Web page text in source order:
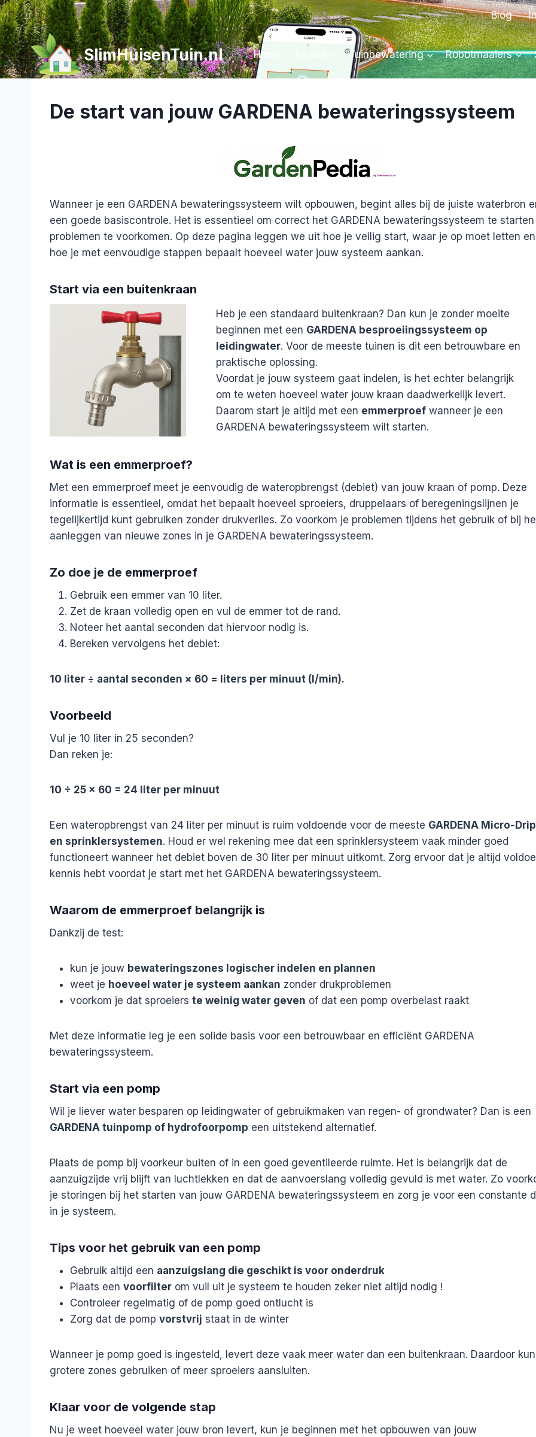
Doorgaan
naar
inhoud
Blog
SlimHuisenTuin.nl Home Tuinbewatering Robotmaaiers
De start van jouw GARDENA bewateringssysteem
Wanneer je een GARDENA bewateringssysteem wilt opbouwen, begint alles bij de juiste waterbron
een goede basiscontrole. Het is essentieel om correct het GARDENA bewateringssysteem te
problemen te voorkomen. Op deze pagina leggen we uit hoe je veilig start, waar je op moet letten en
hoe je met eenvoudige stappen bepaalt hoeveel water jouw systeem aankan.
Start via een buitenkraan
Heb je een standaard buitenkraan? Dan kun je zonder moeite
beginnen met een GARDENA besproeiingssysteem op
leidingwater. Voor de meeste tuinen is dit een betrouwbare en
praktische oplossing.
Voordat je jouw systeem gaat indelen, is het echter belangrijk
om te weten hoeveel water jouw kraan daadwerkelijk levert.
Daarom start je altijd met een emmerproefwanneer je een
GARDENA bewateringssysteem wilt starten.
Wat is een emmerproef?
Met een emmerproef meet je eenvoudig de wateropbrengst (debiet) van jouw kraan of pomp. Deze
informatie is essentieel, omdat het bepaalt hoeveel sproeiers, druppelaars of beregeningslijnen je
tegelijkertijd kunt gebruiken zonder drukverlies. Zo voorkom je problemen tijdens het gebruik of bij
aanleggen van nieuwe zones in je GARDENA bewateringssysteem.
Zo doe je de emmerproef
Gebruik een emmer van 10 liter.
Zet de kraan volledig open en vul de emmer tot de rand.
Noteer het aantal seconden dat hiervoor nodig is.
Bereken vervolgens het debiet:
10 liter ÷ aantal seconden × 60 = liters per minuut (l/min).
Voorbeeld
Vul je 10 liter in 25 seconden?
Dan reken je:
10 ÷ 25 × 60 = 24 liter per minuut
Een wateropbrengst van 24 liter per minuut is ruim voldoende voor de meeste GARDENA Micro-
en sprinklersystemen. Houd er wel rekening mee dat een sprinklersysteem vaak minder goed
functioneert wanneer het debiet boven de 30 liter per minuut uitkomt. Zorg ervoor dat je altijd
kennis hebt voordat je start met het GARDENA bewateringssysteem.
Waarom de emmerproef belangrijk is
Dankzij de test:
kun je jouw bewateringszones logischer indelen en plannen
weet je hoeveel water je systeem aankan zonder drukproblemen
voorkom je dat sproeiers te weinig water geven of dat een pomp overbelast raakt
Met deze informatie leg je een solide basis voor een betrouwbaar en efficiënt GARDENA
bewateringssysteem.
Start via een pomp
Wil je liever water besparen op leidingwater of gebruikmaken van regen- of grondwater? Dan is een
GARDENA tuinpomp of hydrofoorpomp een uitstekend alternatief.
Plaats de pomp bij voorkeur buiten of in een goed geventileerde ruimte. Het is belangrijk dat de
aanzuigzijde vrij blijft van luchtlekken en dat de aanvoerslang volledig gevuld is met water. Zo
je storingen bij het starten van jouw GARDENA bewateringssysteem en zorg je voor een constante
in je systeem.
Tips voor het gebruik van een pomp
Gebruik altijd een aanzuigslang die geschikt is voor onderdruk
Plaats een voorfilter om vuil uit je systeem te houden zeker niet altijd nodig !
Controleer regelmatig of de pomp goed ontlucht is
Zorg dat de pomp vorstvrij staat in de winter
Wanneer je pomp goed is ingesteld, levert deze vaak meer water dan een buitenkraan. Daardoor
grotere zones gebruiken of meer sproeiers aansluiten.
Klaar voor de volgende stap
Nu je weet hoeveel water jouw bron levert, kun je beginnen met het opbouwen van jouw